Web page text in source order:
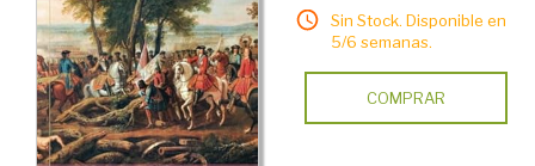
Sin Stock. Disponible en
5/6 semanas.
COMPRAR